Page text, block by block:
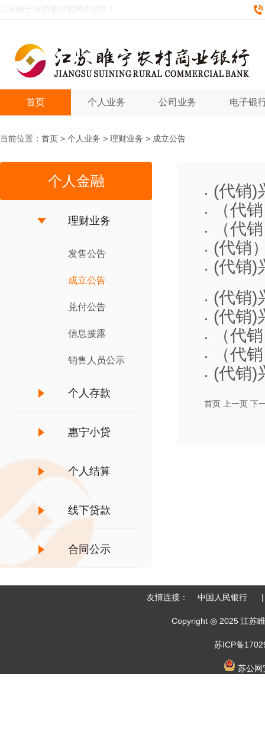
首页 个人业务 公司业务 电子银
当前位置： 首页 > 个人业务 > 理财业务 > 成立公告
个人金融
理财业务
发售公告
成立公告
兑付公告
信息披露
销售人员公示
个人存款
惠宁小贷
个人结算
线下贷款
合同公示
(代销)
（代
（代
(代销
(代销)
(代销)
(代销)
（代
（代
(代销)
首页 上一页 下
友情连接： 中国人民银行 |
Copyright ◎ 2025 江苏
苏ICP备
苏公网